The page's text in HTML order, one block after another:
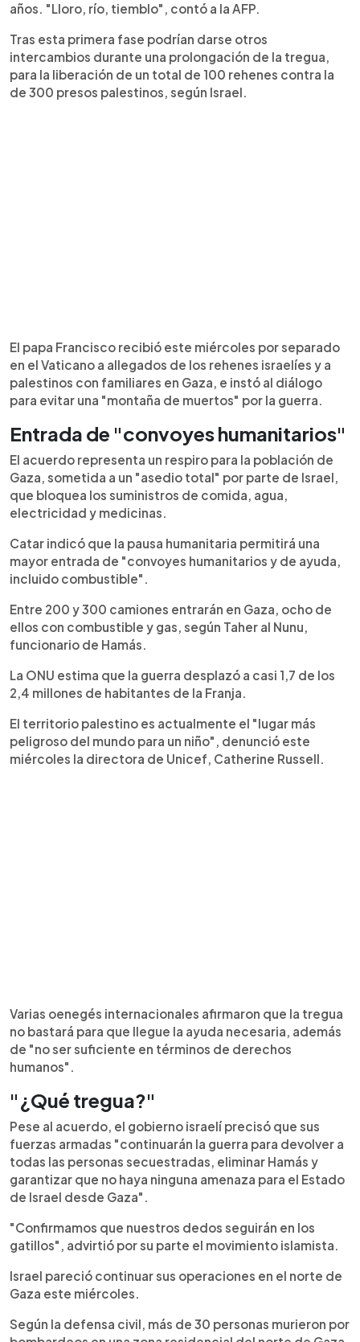
años. "Lloro, río, tiemblo", contó a la AFP.
Tras esta primera fase podrían darse otros
intercambios durante una prolongación de la tregua,
para la liberación de un total de 100 rehenes contra la
de 300 presos palestinos, según Israel.
El papa Francisco recibió este miércoles por separado
en el Vaticano a allegados de los rehenes israelíes y a
palestinos con familiares en Gaza, e instó al diálogo
para evitar una "montaña de muertos" por la guerra.
Entrada de "convoyes humanitarios"
El acuerdo representa un respiro para la población de
Gaza, sometida a un "asedio total" por parte de Israel,
que bloquea los suministros de comida, agua,
electricidad y medicinas.
Catar indicó que la pausa humanitaria permitirá una
mayor entrada de "convoyes humanitarios y de ayuda,
incluido combustible".
Entre 200 y 300 camiones entrarán en Gaza, ocho de
ellos con combustible y gas, según Taher al Nunu,
funcionario de Hamás.
La ONU estima que la guerra desplazó a casi 1,7 de los
2,4 millones de habitantes de la Franja.
El territorio palestino es actualmente el "lugar más
peligroso del mundo para un niño", denunció este
miércoles la directora de Unicef, Catherine Russell.
Varias oenegés internacionales afirmaron que la tregua
no bastará para que llegue la ayuda necesaria, además
de "no ser suficiente en términos de derechos
humanos".
"¿Qué tregua?"
Pese al acuerdo, el gobierno israelí precisó que sus
fuerzas armadas "continuarán la guerra para devolver a
todas las personas secuestradas, eliminar Hamás y
garantizar que no haya ninguna amenaza para el Estado
de Israel desde Gaza".
"Confirmamos que nuestros dedos seguirán en los
gatillos", advirtió por su parte el movimiento islamista.
Israel pareció continuar sus operaciones en el norte de
Gaza este miércoles.
Según la defensa civil, más de 30 personas murieron por